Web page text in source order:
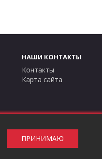
НАШИ КОНТАКТЫ
Контакты
Карта сайта
в противном случае
ни при каких
ПРИНИМАЮ